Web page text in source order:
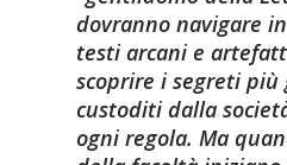
dovranno navigare
testi arcani e
scoprire i segreti più
custoditi dalla
ogni regola. Ma